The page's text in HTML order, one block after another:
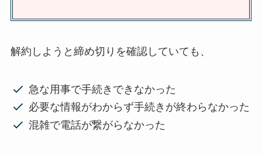
解約しようと締め切りを確認していても、
急な用事で手続きできなかった
必要な情報がわからず手続きが終わらなかった
混雑で電話が繋がらなかった